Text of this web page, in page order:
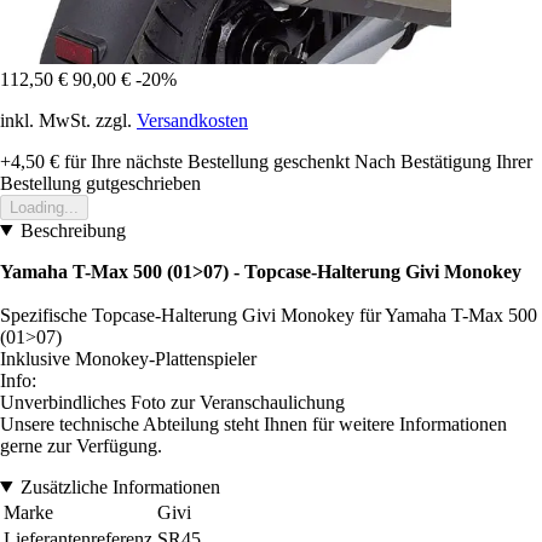
112,50 € 90,00 € -20%
inkl. MwSt. zzgl. Versandkosten
+4,50 € für Ihre nächste Bestellung geschenkt Nach Bestätigung Ihrer
Bestellung gutgeschrieben
Loading...
Beschreibung
Yamaha T-Max 500 (01>07) - Topcase-Halterung Givi Monokey
Spezifische Topcase-Halterung Givi Monokey für Yamaha T-Max 500
(01>07)
Inklusive Monokey-Plattenspieler
Info:
Unverbindliches Foto zur Veranschaulichung
Unsere technische Abteilung steht Ihnen für weitere Informationen
gerne zur Verfügung.
Zusätzliche Informationen
Marke
Givi